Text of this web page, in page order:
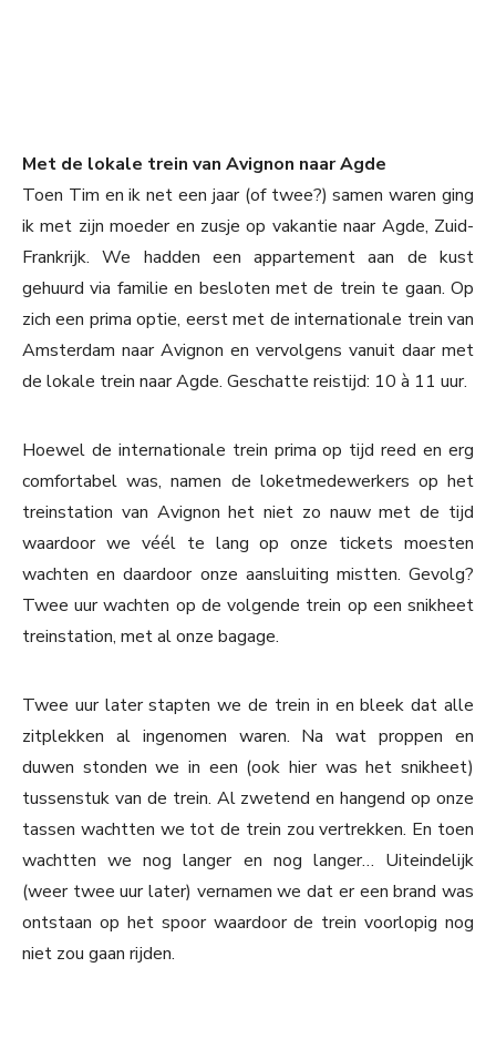
Met de lokale trein van Avignon naar Agde
Toen Tim en ik net een jaar (of twee?) samen waren ging
ik met zijn moeder en zusje op vakantie naar Agde, Zuid-
Frankrijk. We hadden een appartement aan de kust
gehuurd via familie en besloten met de trein te gaan. Op
zich een prima optie, eerst met de internationale trein van
Amsterdam naar Avignon en vervolgens vanuit daar met
de lokale trein naar Agde. Geschatte reistijd: 10 à 11 uur.
Hoewel de internationale trein prima op tijd reed en erg
comfortabel was, namen de loketmedewerkers op het
treinstation van Avignon het niet zo nauw met de tijd
waardoor we véél te lang op onze tickets moesten
wachten en daardoor onze aansluiting mistten. Gevolg?
Twee uur wachten op de volgende trein op een snikheet
treinstation, met al onze bagage.
Twee uur later stapten we de trein in en bleek dat alle
zitplekken al ingenomen waren. Na wat proppen en
duwen stonden we in een (ook hier was het snikheet)
tussenstuk van de trein. Al zwetend en hangend op onze
tassen wachtten we tot de trein zou vertrekken. En toen
wachtten we nog langer en nog langer… Uiteindelijk
(weer twee uur later) vernamen we dat er een brand was
ontstaan op het spoor waardoor de trein voorlopig nog
niet zou gaan rijden.